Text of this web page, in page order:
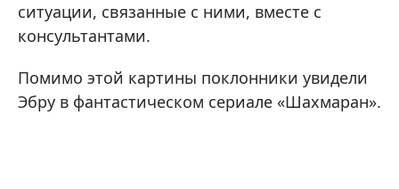
ситуации, связанные с ними, вместе с
консультантами.
Помимо этой картины поклонники увидели
Эбру в фантастическом сериале «Шахмаран».